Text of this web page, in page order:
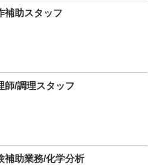
補助スタッフ
師/調理スタッフ
補助業務/化学分析